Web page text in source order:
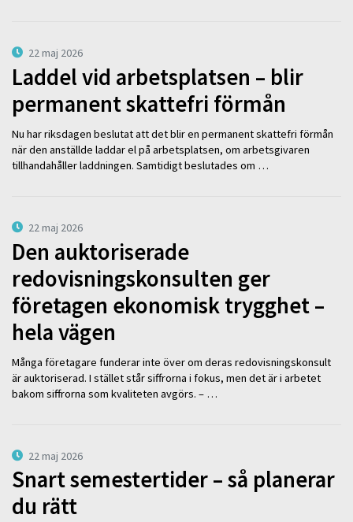
22 maj 2026
Laddel vid arbetsplatsen – blir
permanent skattefri förmån
Nu har riksdagen beslutat att det blir en permanent skattefri förmån
när den anställde laddar el på arbetsplatsen, om arbetsgivaren
tillhandahåller laddningen. Samtidigt beslutades om …
22 maj 2026
Den auktoriserade
redovisningskonsulten ger
företagen ekonomisk trygghet –
hela vägen
Många företagare funderar inte över om deras redovisningskonsult
är auktoriserad. I stället står siffrorna i fokus, men det är i arbetet
bakom siffrorna som kvaliteten avgörs. – …
22 maj 2026
Snart semestertider – så planerar
du rätt